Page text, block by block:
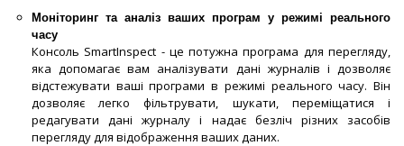
Моніторинг та аналіз ваших програм у режимі реального
часу
Консоль SmartInspect - це потужна програма для перегляду,
яка допомагає вам аналізувати дані журналів і дозволяє
відстежувати ваші програми в режимі реального часу. Він
дозволяє легко фільтрувати, шукати, переміщатися і
редагувати дані журналу і надає безліч різних засобів
перегляду для відображення ваших даних.